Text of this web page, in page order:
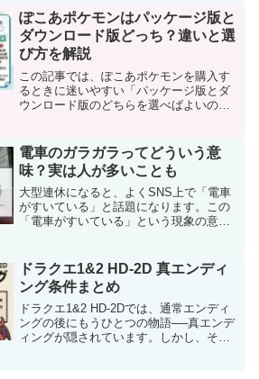
い場合、端末やアプリの問題ではなく、
サーバー...
ぽこあポケモンはパッケージ版と
ダウンロード版どっち？違いと選
び方を解説
この記事では、ぽこあポケモンを購入す
るときに迷いやすい「パッケージ版とダ
ウンロード版のどちらを選べばよいの
うに遊べますが、使い勝手や管理方法に
は違いがあります。事前にそ...
電車のガラガラってどういう意
味？実は人が多いことも
大型連休になると、よくSNS上で「電車
がすいている」と話題になります。この
「電車がすいている」という現象の意味
車ガラガラ」とは何か例えばゴールデン
ウィーク、お盆、年末年...
ドラクエ1&2 HD-2D 真エンディ
ング条件まとめ
ドラクエ1&2 HD-2Dでは、通常エンディ
ングの後にもうひとつの物語──真エンデ
ィングが隠されています。しかし、その